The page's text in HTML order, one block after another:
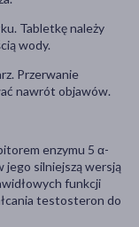
Tabletkę należy
wody.
Przerwanie
nawrót objawów.
enzymu 5 α-
silniejszą wersją
funkcji
testosteron do